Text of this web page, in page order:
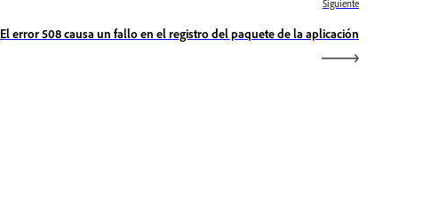
Siguiente
El error 508 causa un fallo en el registro del paquete de la aplicación